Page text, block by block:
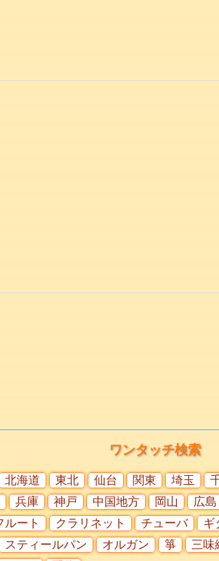
ワンタッチ検索
北海道 東北 仙台 関東 埼玉
兵庫
神戸 中国地方 岡山 広島
ルート
クラリネット チューバ ギ
スティールパン
オルガン 箏 三味